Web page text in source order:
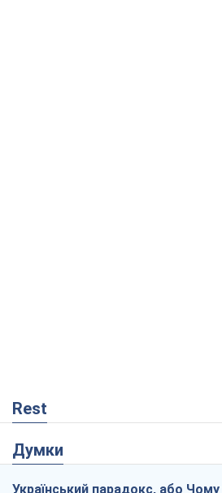
Rest
Думки
Український парадокс, або Чому